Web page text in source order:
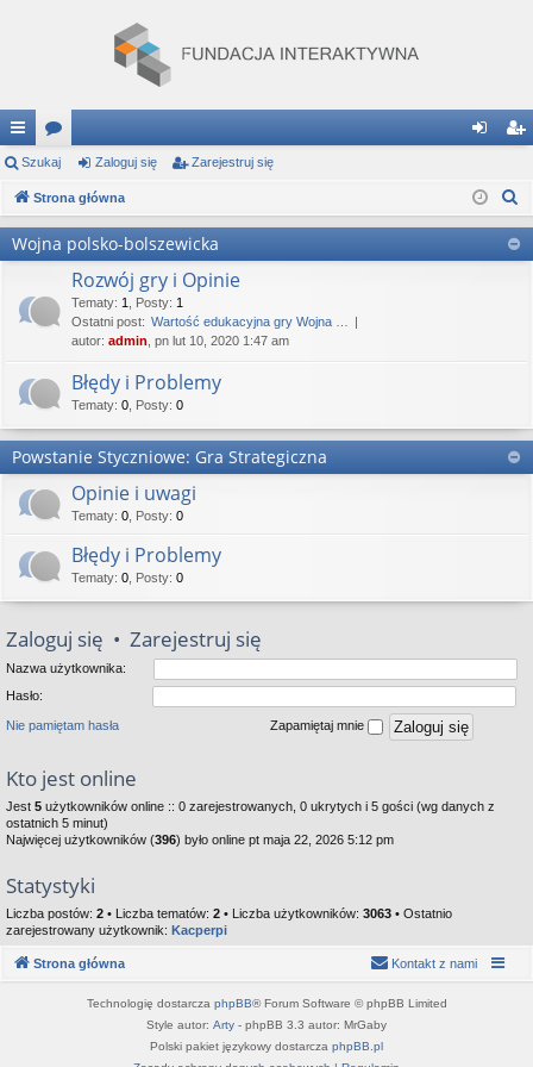
ię
ce
j
or
a og ej
es
Szukaj Zaloguj się Zarejestruj się
Strona główna
Wojna polsko-bolszewicka
Rozwój gry i Opinie
Tematy: 1 Posty: 1
Ostatni post: Wartość edukacyjna gry Wojna …
autor: admin , pn lut 10, 2020 1:47 am
Błędy i Problemy
Tematy: 0 Posty: 0
Powstanie Styczniowe: Gra Strategiczna
Opinie i uwagi
Tematy: 0 Posty: 0
Błędy i Problemy
Tematy: 0 Posty: 0
Zaloguj się • Zarejestruj się
Nazwa użytkownika:
Hasło:
Nie pamiętam hasła Zapamiętaj mnie
Kto jest online
Jest 5 użytkowników online :: 0 zarejestrowanych, 0 ukrytych i 5 gości (wg danych z
ostatnich 5 minut)
Najwięcej użytkowników (396) było online pt maja 22, 2026 5:12 pm
Statystyki
Liczba postów: 2 • Liczba tematów: 2 • Liczba użytkowników: 3063 • Ostatnio
zarejestrowany użytkownik: Kacperpi
Strona główna Kontakt z nami
Technologię dostarcza phpBB® Forum Software © phpBB Limited
Style autor: Arty - phpBB 3.3 autor: MrGaby
Polski pakiet językowy dostarcza phpBB.pl